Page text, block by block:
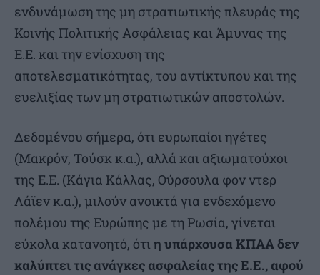
ενδυνάμωση της μη στρατιωτικής πλευράς της
Κοινής Πολιτικής Ασφάλειας και Άμυνας της
Ε.Ε. και την ενίσχυση της
αποτελεσματικότητας, του αντίκτυπου και της
ευελιξίας των μη στρατιωτικών αποστολών.
Δεδομένου σήμερα, ότι ευρωπαίοι ηγέτες
(Μακρόν, Τούσκ κ.α.), αλλά και αξιωματούχοι
της Ε.Ε. (Κάγια Κάλλας, Ούρσουλα φον ντερ
Λάϊεν κ.α.), μιλούν ανοικτά για ενδεχόμενο
πολέμου της Ευρώπης με τη Ρωσία, γίνεται
εύκολα κατανοητό, ότι η υπάρχουσα ΚΠΑΑ δεν
καλύπτει τις ανάγκες ασφαλείας της Ε.Ε., αφού